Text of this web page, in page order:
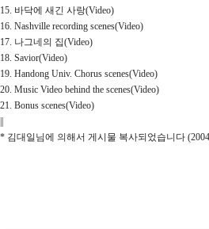
15. 바닥에 새긴 사랑(Video)
16. Nashville recording scenes(Video)
17. 나그네의 집(Video)
18. Savior(Video)
19. Handong Univ. Chorus scenes(Video)
20. Music Video behind the scenes(Video)
21. Bonus scenes(Video)
* 김대일님에 의해서 게시물 복사되었습니다